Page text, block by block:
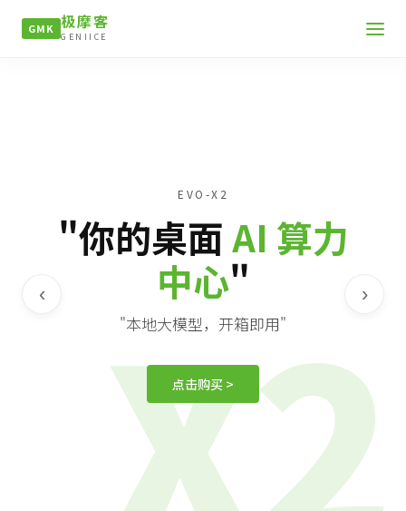
GMK 极摩客
GENIICE
X2
EVO-X2
"你的桌面AI 算力
中心"
"本地大模型，开箱即用"
点击购买 >
‹ ›